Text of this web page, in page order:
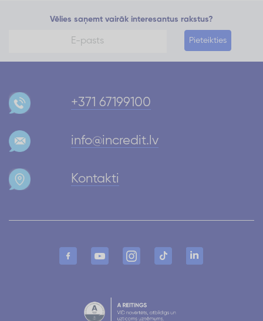
Vēlies saņemt vairāk interesantus rakstus?
Pieteikties
+371 67199100
info@incredit.lv
Kontakti